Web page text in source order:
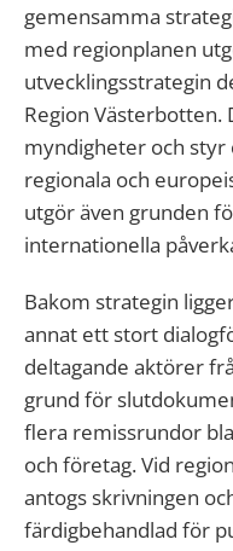
gemensamma
med regionplanen
utvecklingsstrategin
Region Västerbotten.
myndigheter och styr
regionala och
utgör även grunden
internationella
Bakom strategin
annat ett stort
deltagande aktörer
grund för
flera remissrundor
och företag. Vid
antogs skrivningen
färdigbehandlad för